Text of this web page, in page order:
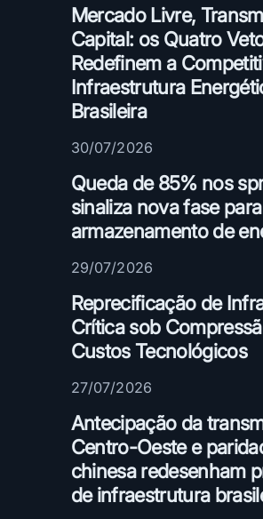
e
m
b
a
t
e
i
a
s
r
a
s
f
o
m
a
-
s
e
n
Mercado Livre,
Capital: os Quatro
Redefinem a
Infraestrutura
Brasileira
30/07/2026
Queda de 85% nos
sinaliza nova fase
armazenamento de
29/07/2026
Reprecificação de
Crítica sob
Custos Tecnológicos
27/07/2026
Antecipação da
Centro-Oeste e
chinesa redesenham
de infraestrutura